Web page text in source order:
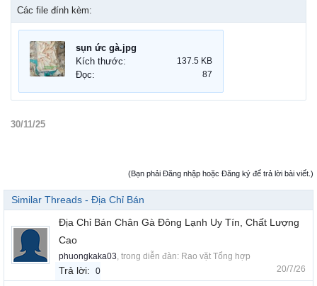
Các file đính kèm:
sụn ức gà.jpg
Kích thước:
137.5 KB
Đọc: 87
30/11/25
(Bạn phải Đăng nhập hoặc Đăng ký để trả lời bài viết.)
Similar Threads - Địa Chỉ Bán
Địa Chỉ Bán Chân Gà Đông Lạnh Uy Tín, Chất Lượng
Cao
phuongkaka03, trong diễn đàn: Rao vặt Tổng hợp
Trả lời: 0 20/7/26